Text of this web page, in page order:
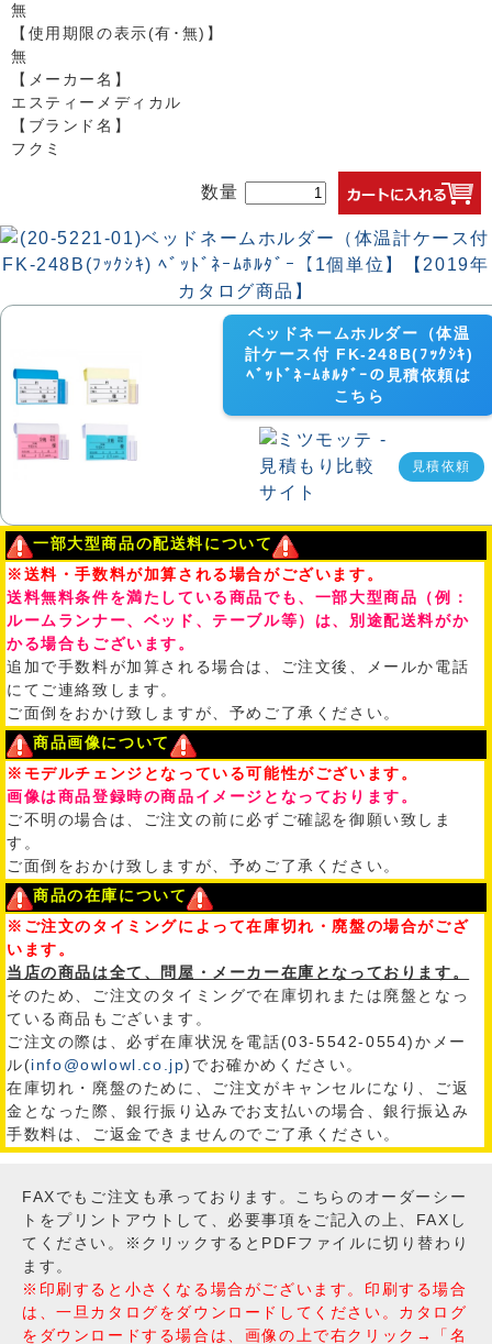
無
【使用期限の表示(有･無)】
無
【メーカー名】
エスティーメディカル
【ブランド名】
フクミ
数量
ベッドネームホルダー（体温
計ケース付 FK-248B(ﾌｯｸｼｷ)
ﾍﾞｯﾄﾞﾈｰﾑﾎﾙﾀﾞｰの見積依頼は
こちら
見積依頼
一部大型商品の配送料について
※送料・手数料が加算される場合がございます。
送料無料条件を満たしている商品でも、一部大型商品（例：
ルームランナー、ベッド、テーブル等）は、別途配送料がか
かる場合もございます。
追加で手数料が加算される場合は、ご注文後、メールか電話
にてご連絡致します。
ご面倒をおかけ致しますが、予めご了承ください。
商品画像について
※モデルチェンジとなっている可能性がございます。
画像は商品登録時の商品イメージとなっております。
ご不明の場合は、ご注文の前に必ずご確認を御願い致しま
す。
ご面倒をおかけ致しますが、予めご了承ください。
商品の在庫について
※ご注文のタイミングによって在庫切れ・廃盤の場合がござ
います。
当店の商品は全て、問屋・メーカー在庫となっております。
そのため、ご注文のタイミングで在庫切れまたは廃盤となっ
ている商品もございます。
ご注文の際は、必ず在庫状況を電話(03-5542-0554)かメー
ル(info@owlowl.co.jp)でお確かめください。
在庫切れ・廃盤のために、ご注文がキャンセルになり、ご返
金となった際、銀行振り込みでお支払いの場合、銀行振込み
手数料は、ご返金できませんのでご了承ください。
FAXでもご注文も承っております。こちらのオーダーシー
トをプリントアウトして、必要事項をご記入の上、FAXし
てください。※クリックするとPDFファイルに切り替わり
ます。
※印刷すると小さくなる場合がございます。印刷する場合
は、一旦カタログをダウンロードしてください。カタログ
をダウンロードする場合は、画像の上で右クリック→「名